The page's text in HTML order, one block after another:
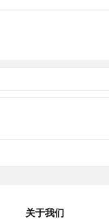
关于我们